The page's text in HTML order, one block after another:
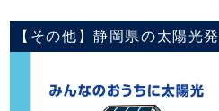
【その他】静岡県の太陽光